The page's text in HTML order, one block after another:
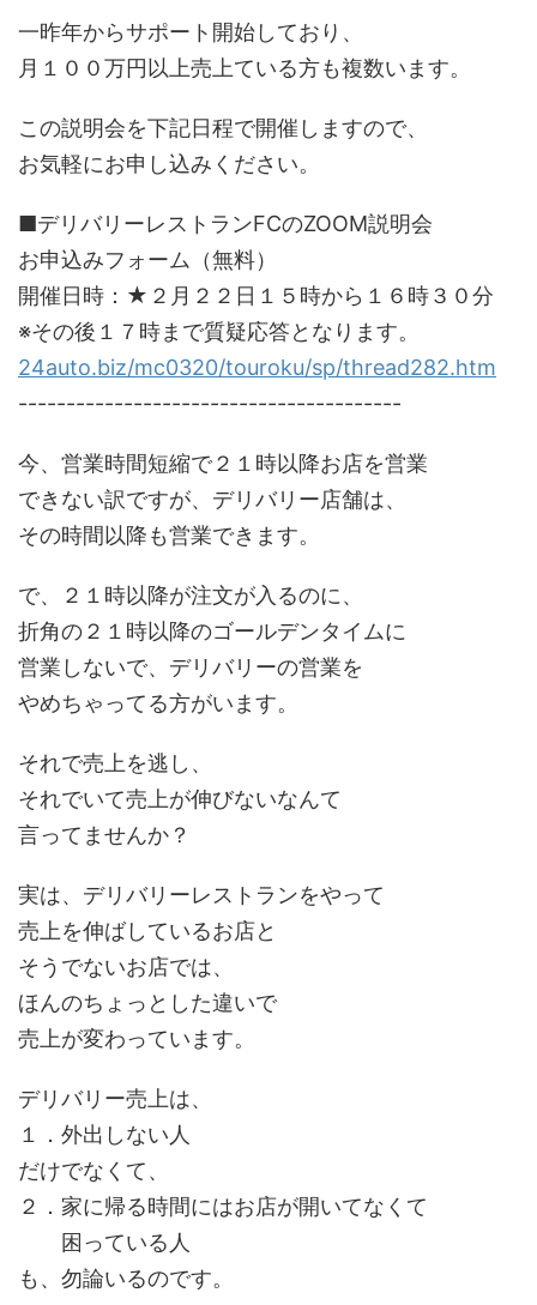
一昨年からサポート開始しており、
月１００万円以上売上ている方も複数います。
この説明会を下記日程で開催しますので、
お気軽にお申し込みください。
■デリバリーレストランFCのZOOM説明会
お申込みフォーム（無料）
開催日時：★２月２２日１５時から１６時３０分
※その後１７時まで質疑応答となります。
24auto.biz/mc0320/touroku/sp/thread282.htm
----------------------------------------
今、営業時間短縮で２１時以降お店を営業
できない訳ですが、デリバリー店舗は、
その時間以降も営業できます。
で、２１時以降が注文が入るのに、
折角の２１時以降のゴールデンタイムに
営業しないで、デリバリーの営業を
やめちゃってる方がいます。
それで売上を逃し、
それでいて売上が伸びないなんて
言ってませんか？
実は、デリバリーレストランをやって
売上を伸ばしているお店と
そうでないお店では、
ほんのちょっとした違いで
売上が変わっています。
デリバリー売上は、
１．外出しない人
だけでなくて、
２．家に帰る時間にはお店が開いてなくて
困っている人
も、勿論いるのです。